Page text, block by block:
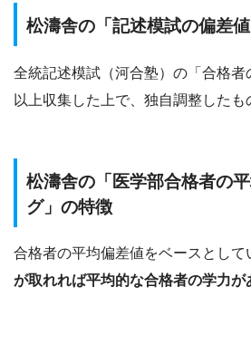
松濤舎の「記述模試の偏差
全統記述模試（河合塾）の「合格
以上収集した上で、独自調整したも
松濤舎の「医学部合格者の
グ」の特徴
合格者の平均偏差値をベースとして
が取れれば平均的な合格者の学力